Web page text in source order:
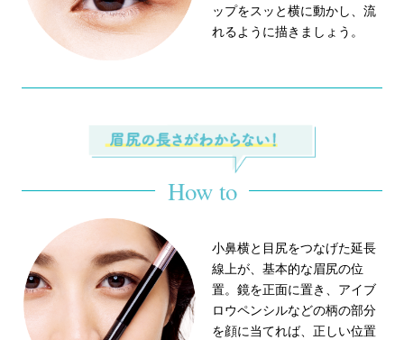
ップをスッと横に動かし、流
れるように描きましょう。
How to
小鼻横と目尻をつなげた延長
線上が、基本的な眉尻の位
置。鏡を正面に置き、アイブ
ロウペンシルなどの柄の部分
を顔に当てれば、正しい位置